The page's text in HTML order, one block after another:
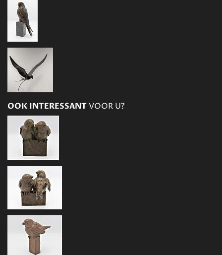
OOK INTERESSANTVOOR U?